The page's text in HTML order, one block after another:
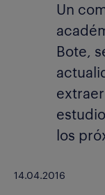
Un
Bote,
los
14.04.2016